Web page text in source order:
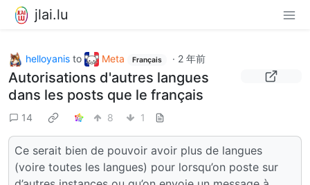
jlai.lu
helloyanis to Meta Français · 2 年前
Autorisations d'autres langues
dans les posts que le français
14 8 1
Ce serait bien de pouvoir avoir plus de langues
(voire toutes les langues) pour lorsqu’on poste sur